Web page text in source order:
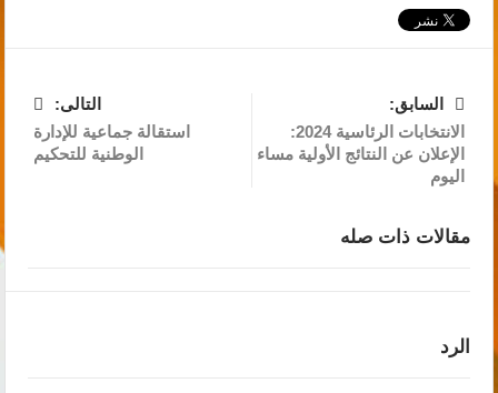
السابق:
الانتخابات الرئاسية 2024:
الإعلان عن النتائج الأولية مساء
اليوم
التالى:
استقالة جماعية للإدارة
الوطنية للتحكيم
مقالات ذات صله
الرد